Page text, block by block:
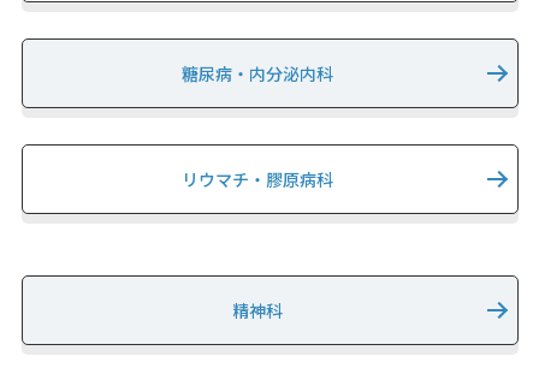
糖尿病・内分泌内科
リウマチ・膠原病科
精神科